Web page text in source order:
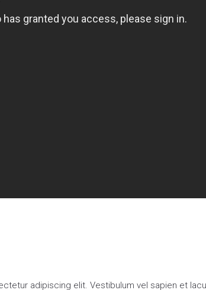
adipiscing elit. Vestibulum vel sapien et